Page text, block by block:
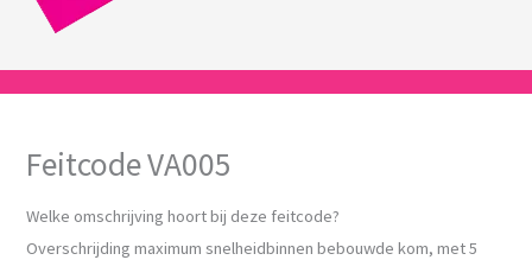
Feitcode VA005
Welke omschrijving hoort bij deze feitcode?
Overschrijding maximum snelheidbinnen bebouwde kom, met 5